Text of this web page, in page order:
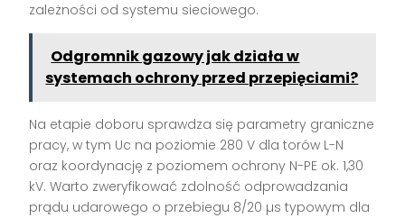
zależności od systemu sieciowego.
Odgromnik gazowy jak działa w
systemach ochrony przed przepięciami?
Na etapie doboru sprawdza się parametry graniczne
pracy, w tym Uc na poziomie 280 V dla torów L-N
oraz koordynację z poziomem ochrony N-PE ok. 1,30
kV. Warto zweryfikować zdolność odprowadzania
prądu udarowego o przebiegu 8/20 µs typowym dla